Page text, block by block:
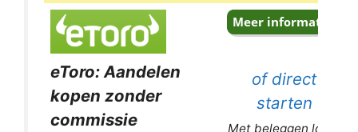
eToro: Aandelen
kopen zonder
commissie
of direct
starten
Met beleggen loopt